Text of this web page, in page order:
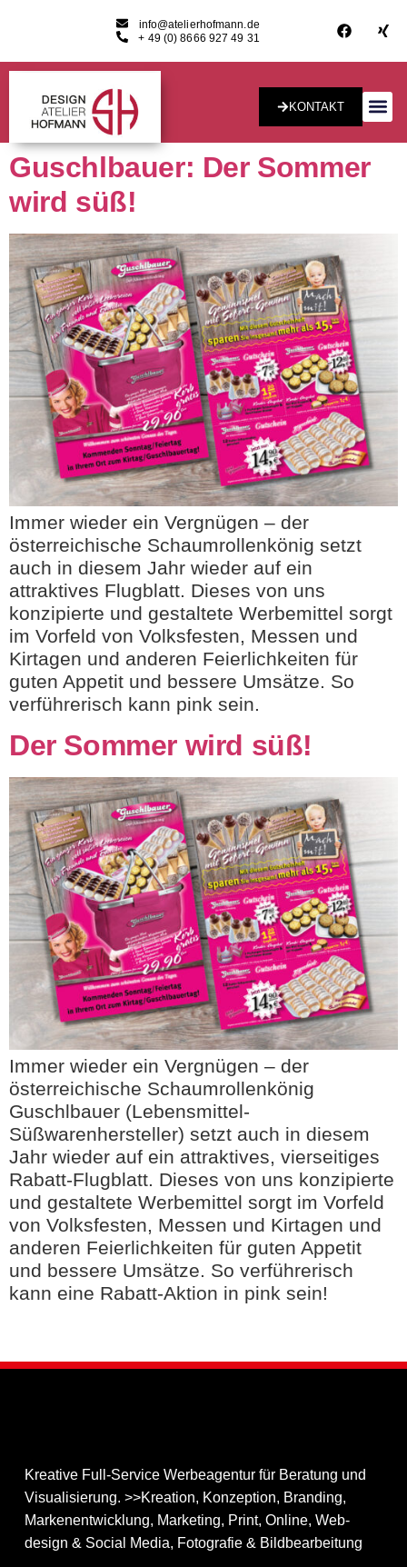
info@atelierhofmann.de
+ 49 (0) 8666 927 49 31
KONTAKT
Guschlbauer: Der Sommer
wird süß!
Immer wieder ein Vergnügen – der
österreichische Schaumrollenkönig setzt
auch in diesem Jahr wieder auf ein
attraktives Flugblatt. Dieses von uns
konzipierte und gestaltete Werbemittel sorgt
im Vorfeld von Volksfesten, Messen und
Kirtagen und anderen Feierlichkeiten für
guten Appetit und bessere Umsätze. So
verführerisch kann pink sein.
Der Sommer wird süß!
Immer wieder ein Vergnügen – der
österreichische Schaumrollenkönig
Guschlbauer (Lebensmittel-
Süßwarenhersteller) setzt auch in diesem
Jahr wieder auf ein attraktives, vierseitiges
Rabatt-Flugblatt. Dieses von uns konzipierte
und gestaltete Werbemittel sorgt im Vorfeld
von Volksfesten, Messen und Kirtagen und
anderen Feierlichkeiten für guten Appetit
und bessere Umsätze. So verführerisch
kann eine Rabatt-Aktion in pink sein!
Kreative Full-Service Werbeagentur für Beratung und
Visualisierung. >>Kreation, Konzeption, Branding,
Markenentwicklung, Marketing, Print, Online, Web­
design & Social Media, Fotografie & Bildbear­bei­tung